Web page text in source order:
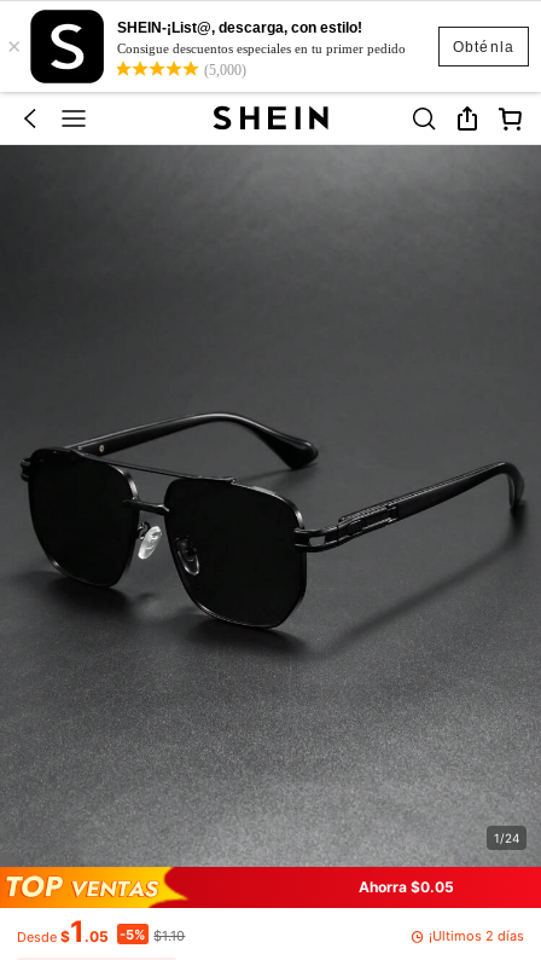
Obténla
×
SHEIN-¡List@, descarga, con estilo!
Consigue descuentos especiales en tu primer pedido
(5,000)
1/24
Ahorra $0.05
Desde $1 .05 -5% $1.10 ¡Últimos 2 días